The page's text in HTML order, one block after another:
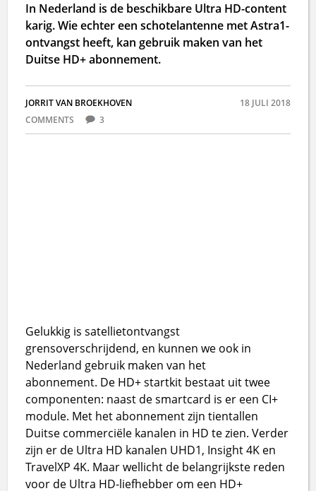
In Nederland is de beschikbare Ultra HD-content
karig. Wie echter een schotelantenne met Astra1-
ontvangst heeft, kan gebruik maken van het
Duitse HD+ abonnement.
JORRIT VAN BROEKHOVEN
18 JULI 2018
COMMENTS
3
Gelukkig is satellietontvangst
grensoverschrijdend, en kunnen we ook in
Nederland gebruik maken van het
abonnement. De HD+ startkit bestaat uit twee
componenten: naast de smartcard is er een CI+
module. Met het abonnement zijn tientallen
Duitse commerciële kanalen in HD te zien. Verder
zijn er de Ultra HD kanalen UHD1, Insight 4K en
TravelXP 4K. Maar wellicht de belangrijkste reden
voor de Ultra HD-liefhebber om een HD+